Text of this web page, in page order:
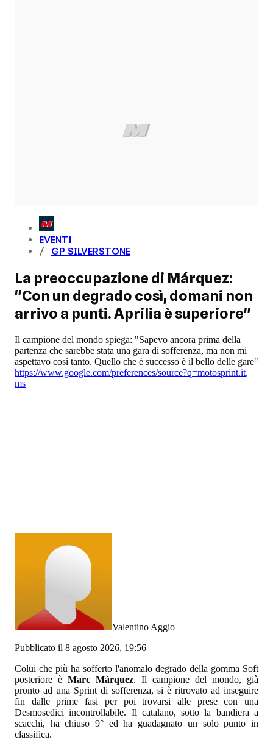
EVENTI
GP SILVERSTONE
La preoccupazione di Márquez:
"Con un degrado così, domani non
arrivo a punti. Aprilia è superiore"
Il campione del mondo spiega: "Sapevo ancora prima della
partenza che sarebbe stata una gara di sofferenza, ma non mi
aspettavo così tanto. Quello che è successo è il bello delle gare"
https://www.google.com/preferences/source?q=motosprint.it,
ms
Valentino Aggio
Pubblicato il 8 agosto 2026, 19:56
Colui che più ha sofferto l'anomalo degrado della gomma Soft
posteriore è Marc Márquez. Il campione del mondo, già
pronto ad una Sprint di sofferenza, si è ritrovato ad inseguire
fin dalle prime fasi per poi trovarsi alle prese con una
Desmosedici incontrollabile. Il catalano, sotto la bandiera a
scacchi, ha chiuso 9° ed ha guadagnato un solo punto in
classifica.